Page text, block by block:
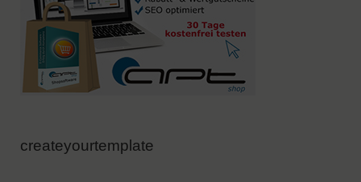
createyourtemplate